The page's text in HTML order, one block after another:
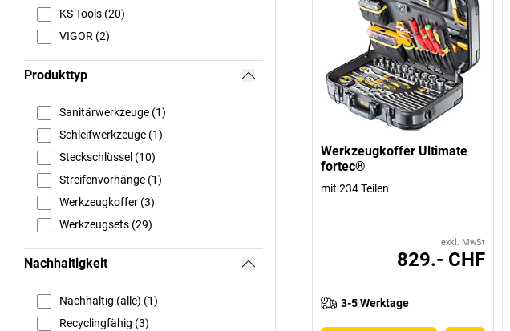
KS Tools (20)
VIGOR (2)
Produkttyp
Sanitärwerkzeuge (1)
Schleifwerkzeuge (1)
Steckschlüssel (10)
Streifenvorhänge (1)
Werkzeugkoffer (3)
Werkzeugsets (29)
Nachhaltigkeit
Nachhaltig (alle) (1)
Recyclingfähig (3)
Werkzeugkoffer Ultimate
fortec®
mit 234 Teilen
exkl. MwSt
829.- CHF
3-5 Werktage